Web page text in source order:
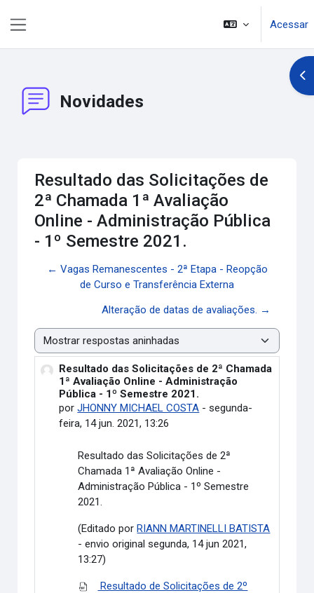
Acessar
Novidades
Resultado das Solicitações de
2ª Chamada 1ª Avaliação
Online - Administração Pública
- 1º Semestre 2021.
← Vagas Remanescentes - 2ª Etapa - Reopção
de Curso e Transferência Externa
Alteração de datas de avaliações. →
Modo de visualização
Resultado das Solicitações de 2ª Chamada
1ª Avaliação Online - Administração
Pública - 1º Semestre 2021.
porJHONNY MICHAEL COSTA -segunda-
feira, 14 jun. 2021, 13:26
Número de respostas: 0
Resultado das Solicitações de 2ª
Chamada 1ª Avaliação Online -
Administração Pública - 1º Semestre
2021.
(Editado porRIANN MARTINELLI BATISTA
- envio original segunda, 14 jun 2021,
13:27)
Resultado de Solicitações de 2º